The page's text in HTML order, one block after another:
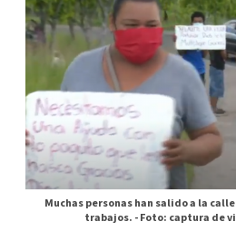
Muchas personas han salido a la
trabajos. -Foto: captura de